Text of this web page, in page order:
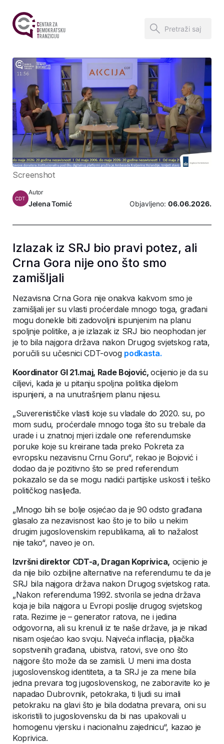
Screenshot
CDT
Autor
Jelena Tomić Objavljeno: 06.06.2026.
Izlazak iz SRJ bio pravi potez, ali
Crna Gora nije ono što smo
zamišljali
Nezavisna Crna Gora nije onakva kakvom smo je
zamišljali jer su vlasti proćerdale mnogo toga, građani
mogu donekle biti zadovoljni ispunjenim na planu
spoljnje politike, a je izlazak iz SRJ bio neophodan jer
je to bila najgora država nakon Drugog svjetskog rata,
poručili su učesnici CDT-ovog podkasta.
Koordinator GI 21.maj, Rade Bojović,ocijenio je da su
ciljevi, kada je u pitanju spoljna politika dijelom
ispunjeni, a na unutrašnjem planu nijesu.
„Suverenističke vlasti koje su vladale do 2020. su, po
mom sudu, proćerdale mnogo toga što su trebale da
urade i u znatnoj mjeri izdale one referendumske
poruke koje su kreirane tada preko Pokreta za
evropsku nezavisnu Crnu Goru“, rekao je Bojović i
dodao da je pozitivno što se pred referendum
pokazalo se da se mogu nadići partijske uskosti i teško
političkog nasljeđa.
„Mnogo bih se bolje osjećao da je 90 odsto građana
glasalo za nezavisnost kao što je to bilo u nekim
drugim jugoslovenskim republikama, ali to nažalost
nije tako“, naveo je on.
Izvršni direktor CDT-a, Dragan Koprivica, ocijenio je
da nije bilo ozbiljne alternative na referendumu te da je
SRJ bila najgora država nakon Drugog svjetskog rata.
„Nakon referenduma 1992. stvorila se jedna država
koja je bila najgora u Evropi poslije drugog svjetskog
rata. Rezime je – generator ratova, ne i jedina
odgovorna, ali su krenuli iz te naše države, ja je nikad
nisam osjećao kao svoju. Najveća inflacija, pljačka
sopstvenih građana, ubistva, ratovi, sve ono što
najgore što može da se zamisli. U meni ima dosta
jugoslovenskog identiteta, a ta SRJ je za mene bila
jedna prevara tog jugoslovenskog, ne zaboravite ko je
napadao Dubrovnik, petokraka, ti ljudi su imali
petokraku na glavi što je bila dodatna prevara, oni su
iskoristili to jugoslovensku da bi nas upakovali u
homogenu vjersku i nacionalnu zajednicu“, kazao je
Koprivica.